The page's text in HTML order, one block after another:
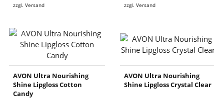
zzgl. Versand zzgl. Versand
AVON Ultra Nourishing
Shine Lipgloss Cotton
Candy
AVON Ultra Nourishing
Shine Lipgloss Crystal Clear